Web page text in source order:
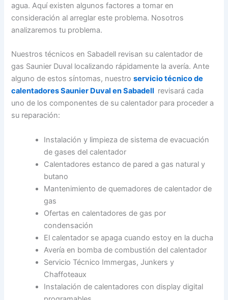
agua. Aquí existen algunos factores a tomar en
consideración al arreglar este problema. Nosotros
analizaremos tu problema.
Nuestros técnicos en Sabadell revisan su calentador de
gas Saunier Duval localizando rápidamente la avería. Ante
alguno de estos síntomas, nuestroservicio técnico de
calentadores Saunier Duval en Sabadell revisará cada
uno de los componentes de su calentador para proceder a
su reparación:
Instalación y limpieza de sistema de evacuación
de gases del calentador
Calentadores estanco de pared a gas natural y
butano
Mantenimiento de quemadores de calentador de
gas
Ofertas en calentadores de gas por
condensación
El calentador se apaga cuando estoy en la ducha
Avería en bomba de combustión del calentador
Servicio Técnico Immergas, Junkers y
Chaffoteaux
Instalación de calentadores con display digital